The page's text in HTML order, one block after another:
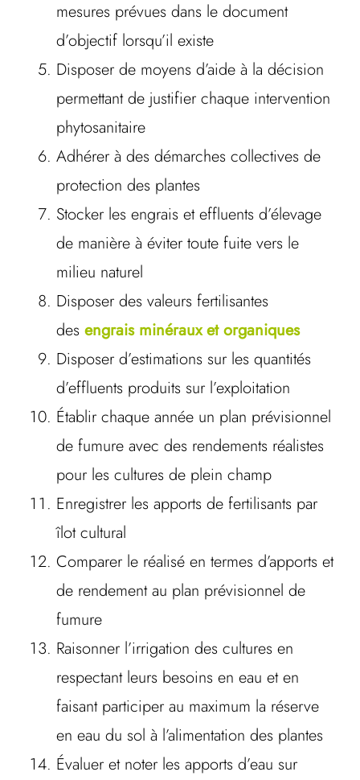
mesures prévues dans le document
d’objectif lorsqu’il existe
Disposer de moyens d’aide à la décision
permettant de justifier chaque intervention
phytosanitaire
Adhérer à des démarches collectives de
protection des plantes
Stocker les engrais et effluents d’élevage
de manière à éviter toute fuite vers le
milieu naturel
Disposer des valeurs fertilisantes
des engrais minéraux et organiques
Disposer d’estimations sur les quantités
d’effluents produits sur l’exploitation
Établir chaque année un plan prévisionnel
de fumure avec des rendements réalistes
pour les cultures de plein champ
Enregistrer les apports de fertilisants par
îlot cultural
Comparer le réalisé en termes d’apports et
de rendement au plan prévisionnel de
fumure
Raisonner l’irrigation des cultures en
respectant leurs besoins en eau et en
faisant participer au maximum la réserve
en eau du sol à l’alimentation des plantes
Évaluer et noter les apports d’eau sur